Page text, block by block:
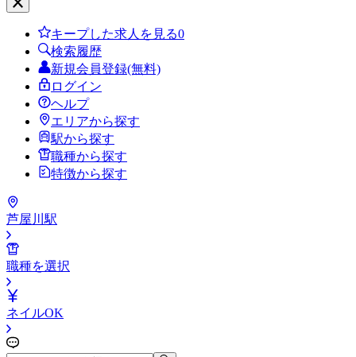
キープした求人を見る0
検索履歴
新規会員登録(無料)
ログイン
ヘルプ
エリアから探す
駅から探す
職種から探す
特徴から探す
芦屋川駅
職種を選択
ネイルOK